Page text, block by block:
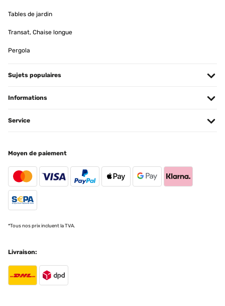
Tables de jardin
Transat, Chaise longue
Pergola
Sujets populaires
Informations
Service
Moyen de paiement
*Tous nos prix incluent la TVA.
Livraison: